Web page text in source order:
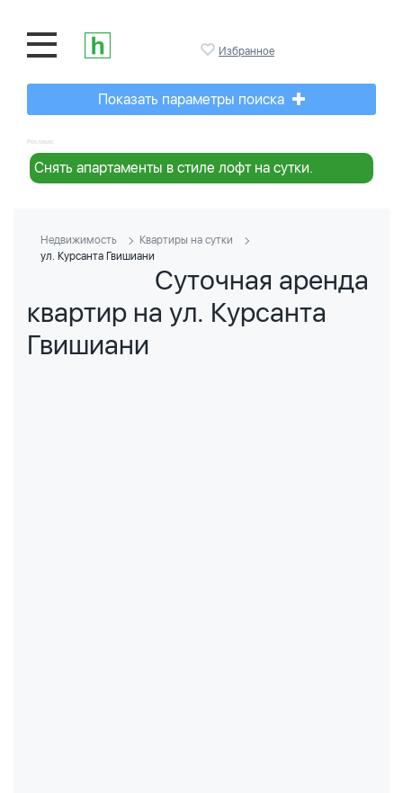
Избранное
Показать параметры поиска
Реклама:
Снять апартаменты в стиле лофт на сутки.
Недвижимость
Квартиры на сутки
ул. Курсанта Гвишиани
Суточная аренда
квартир на ул. Курсанта
Гвишиани